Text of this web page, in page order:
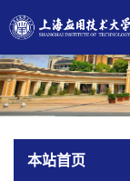
本站首页